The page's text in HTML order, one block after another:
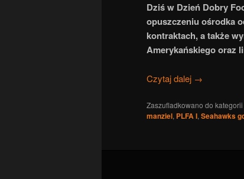
Dziś w Dzień Dobry
opuszczeniu ośrodka
kontraktach, a także
Amerykańskiego oraz
Czytaj dalej →
Zaszufladkowano do kategorii
manziel, PLFA I, Seahawks